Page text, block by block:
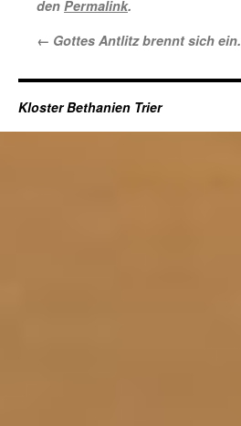
den Permalink.
← Gottes Antlitz brennt sich ein.
Kloster Bethanien Trier